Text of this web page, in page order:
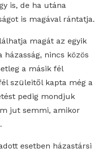
is, de ha utána
is magával rántatja.
magát az egyik
nincs közös
a másik fél
szüleitől kapta még a
pedig mondjuk
jut semmi, amikor
esetben házastársi